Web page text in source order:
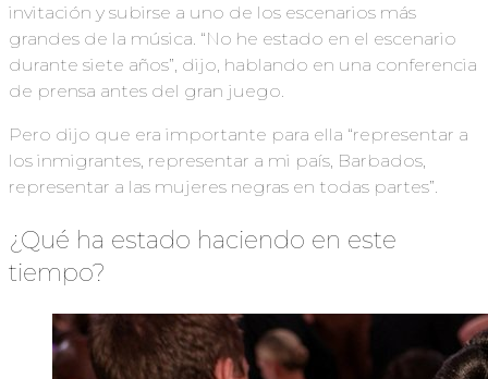
invitación y subirse a uno de los escenarios más
grandes de la música. “No he estado en el escenario
durante siete años”, dijo, hablando en una conferencia
de prensa antes del gran juego.
Pero dijo que era importante para ella “representar a
los inmigrantes, representar a mi país, Barbados,
representar a las mujeres negras en todas partes”.
¿Qué ha estado haciendo en este
tiempo?